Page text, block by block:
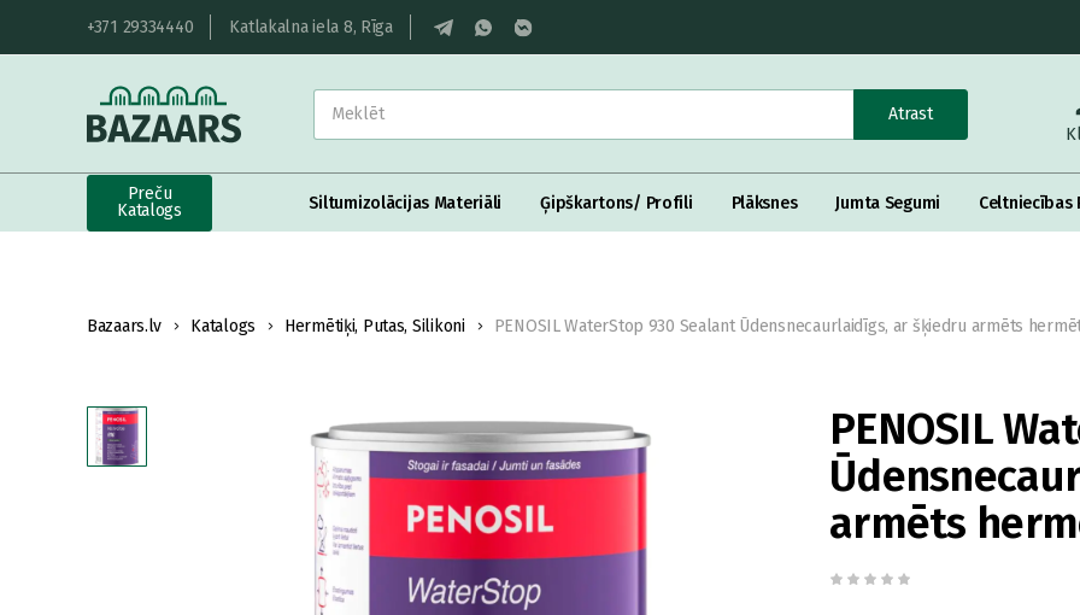
+371 29334440 Katlakalna iela 8, Rīga
Atrast
Preču
Katalogs
Siltumizolācijas Materiāli Ģipškartons/ Profili Plāksnes Jumta Segumi Celtniecības
Bazaars.lv Katalogs Hermētiķi, Putas, Silikoni PENOSIL WaterStop 930 Sealant Ūdensnecaurlaidīgs, ar šķiedru armēts
PENOSIL
armēts